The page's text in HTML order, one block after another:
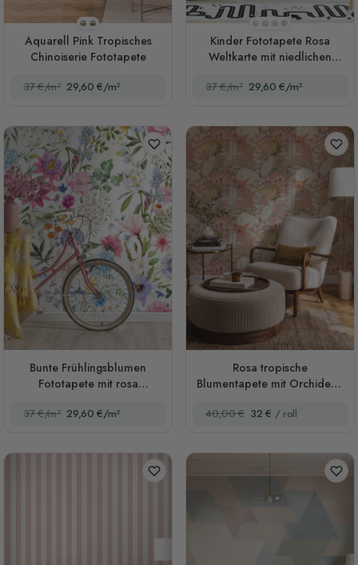
Stil 1Stil 2
Aquarell Pink Tropisches
Chinoiserie Fototapete
37 €/m² 29,60 €/m²
Stil 1
Stil 2
Stil 3Stil 4
Kinder Fototapete Rosa
Weltkarte mit niedlichen
37 €/m² 29,60 €/m²
Bunte Frühlingsblumen
Fototapete mit rosa
37 €/m² 29,60 €/m²
Rosa tropische
Blumentapete mit Orchideen
40,00 € 32 € / roll